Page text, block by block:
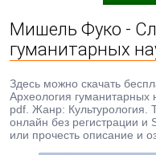
Мишель Фуко -
гуманитарных
Здесь можно скачать
Археология
pdf. Жанр: Культурология.
онлайн без регистрации и
или прочесть описание и